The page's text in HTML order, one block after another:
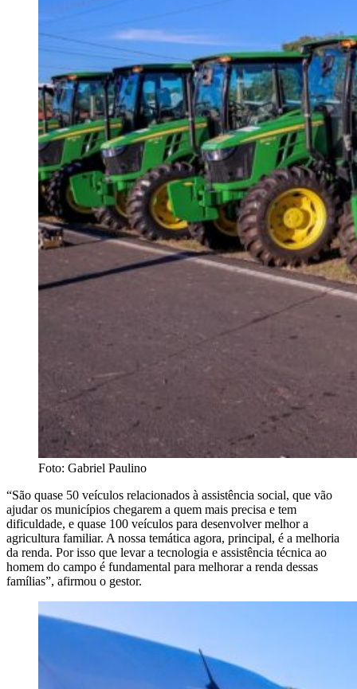
Foto: Gabriel Paulino
“São quase 50 veículos relacionados à assistência social, que vão
ajudar os municípios chegarem a quem mais precisa e tem
dificuldade, e quase 100 veículos para desenvolver melhor a
agricultura familiar. A nossa temática agora, principal, é a melhoria
da renda. Por isso que levar a tecnologia e assistência técnica ao
homem do campo é fundamental para melhorar a renda dessas
famílias”, afirmou o gestor.